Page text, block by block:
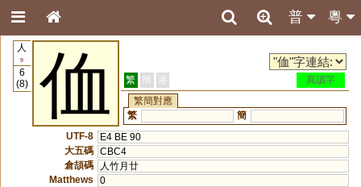
粵
普
人
9
6
(8)
侐 繁 簡 港
異讀字
繁簡對應
繁
簡
UTF-8
E4 BE 90
大五碼 CBC4
倉頡碼
人竹月廿
Matthews
0